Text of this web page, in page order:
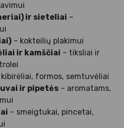
ir sieteliai –
– kokteilių plakimui
ir kamščiai – tiksliai ir
kibirėliai, formos, semtuvėliai
ir pipetės – aromatams,
– smeigtukai, pincetai,